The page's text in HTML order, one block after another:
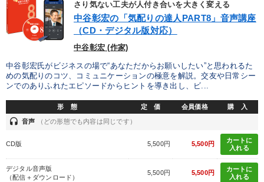
さり気ない工夫が人付き合いを大きく変える
中谷彰宏の「気配りの達人PART8」音声講座
（CD・デジタル版対応）
中谷彰宏 (作家)
中谷彰宏氏がビジネスの場で“あなただからお願いしたい”と思われるた
めの気配りのコツ、コミュニケーションの極意を解説。交友や日常シー
ンでのありふれたエピソードからヒントを導き出し、ビ...
形 態 定 価 会員価格 購 入
headset 音声 （どの形態でも内容は同じです）
CD版 5,500円 5,500円
カートに
入れる
デジタル音声版
（配信＋ダウンロード）
5,500円 5,500円
カートに
入れる